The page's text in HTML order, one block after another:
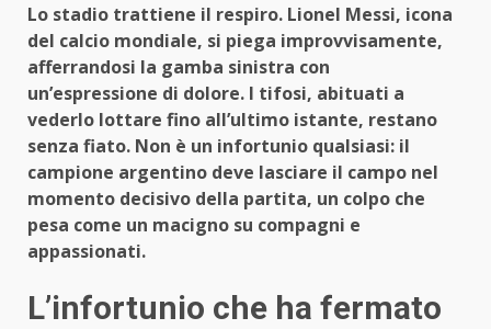
Lo stadio trattiene il respiro. Lionel Messi, icona
del calcio mondiale, si piega improvvisamente,
afferrandosi la gamba sinistra con
un’espressione di dolore. I tifosi, abituati a
vederlo lottare fino all’ultimo istante, restano
senza fiato. Non è un infortunio qualsiasi: il
campione argentino deve lasciare il campo nel
momento decisivo della partita, un colpo che
pesa come un macigno su compagni e
appassionati.
L’infortunio che ha fermato